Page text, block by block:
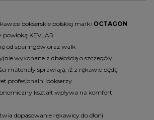
bokserskie polskiej marki OCTAGON
powłoką KEVLAR
od sparingów oraz walk
wykonane z dbałością o szczegóły
materiały sprawiają, iż z rękawic będą
profesjonalni bokserzy
kształt wpływa na komfort
dopasowanie rękawicy do dłoni